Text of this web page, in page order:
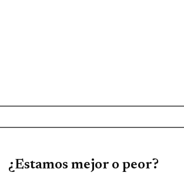
¿Estamos mejor o peor?